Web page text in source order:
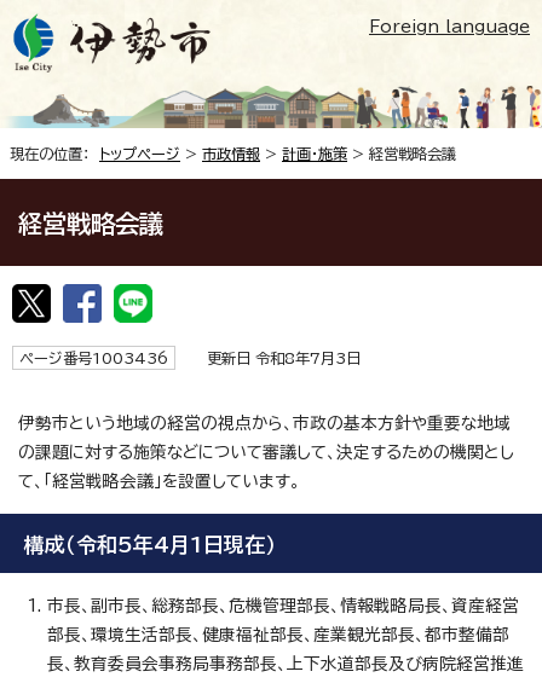
Foreign language
現在の位置： トップページ > 市政情報 > 計画・施策 > 経営戦略会議
経営戦略会議
ページ番号1003436 更新日 令和8年7月3日
伊勢市という地域の経営の視点から、市政の基本方針や重要な地域
の課題に対する施策などについて審議して、決定するための機関とし
て、「経営戦略会議」を設置しています。
構成（令和5年4月1日現在）
市長、副市長、総務部長、危機管理部長、情報戦略局長、資産経営
部長、環境生活部長、健康福祉部長、産業観光部長、都市整備部
長、教育委員会事務局事務部長、上下水道部長及び病院経営推進